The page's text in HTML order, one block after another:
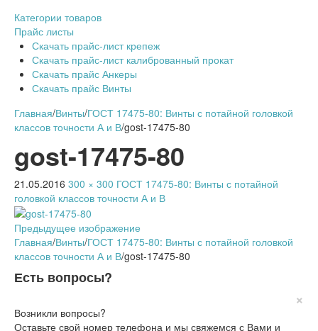
Категории товаров
Прайс листы
Скачать прайс-лист крепеж
Скачать прайс-лист калиброванный прокат
Скачать прайс Анкеры
Скачать прайс Винты
Главная/Винты/ГОСТ 17475-80: Винты с потайной головкой
классов точности А и В/gost-17475-80
gost-17475-80
21.05.2016 300 × 300 ГОСТ 17475-80: Винты с потайной
головкой классов точности А и В
Предыдущее изображение
Главная/Винты/ГОСТ 17475-80: Винты с потайной головкой
классов точности А и В/gost-17475-80
Есть вопросы?
×
Возникли вопросы?
Оставьте свой номер телефона и мы свяжемся с Вами и